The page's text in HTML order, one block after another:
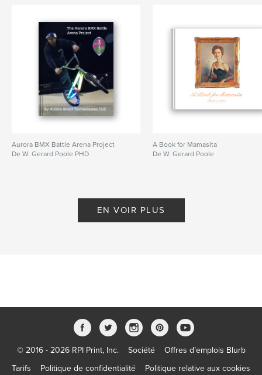
Aurora BMX Battle Arena Project
De W. Gerard Poole PHD
A Book for Mamasita
De W. Gerard Poole
EN VOIR PLUS
© 2016 - 2026 RPI Print, Inc. Société
Offres d’emplois Blurb
Tarifs
Politique de confidentialité Politique relative aux cookies